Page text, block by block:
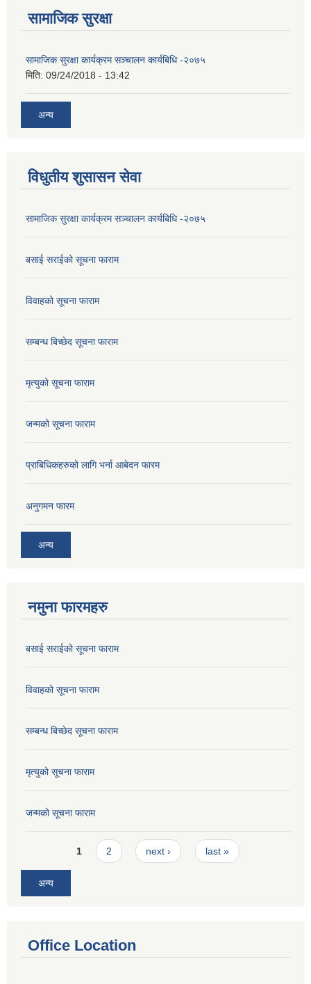
सामाजिक सुरक्षा
सामाजिक सुरक्षा कार्यक्रम सञ्चालन कार्यबिधि -२०७५
मिति: 09/24/2018 - 13:42
अन्य
विधुतीय शुसासन सेवा
सामाजिक सुरक्षा कार्यक्रम सञ्चालन कार्यबिधि -२०७५
बसाई सराईको सूचना फाराम
विवाहको सूचना फाराम
सम्बन्ध बिच्छेद सूचना फाराम
मृत्युको सूचना फाराम
जन्मको सूचना फाराम
प्राबिधिकहरुको लागि भर्ना आबेदन फारम
अनुगमन फारम
अन्य
नमुना फारमहरु
बसाई सराईको सूचना फाराम
विवाहको सूचना फाराम
सम्बन्ध बिच्छेद सूचना फाराम
मृत्युको सूचना फाराम
जन्मको सूचना फाराम
Pages1 2 next › last »
अन्य
Office Location